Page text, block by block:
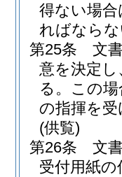
得ない場
ればなら
第25条
文
意を決定
る。 この
の指揮を
(供覧)
第26条
文
受付用紙